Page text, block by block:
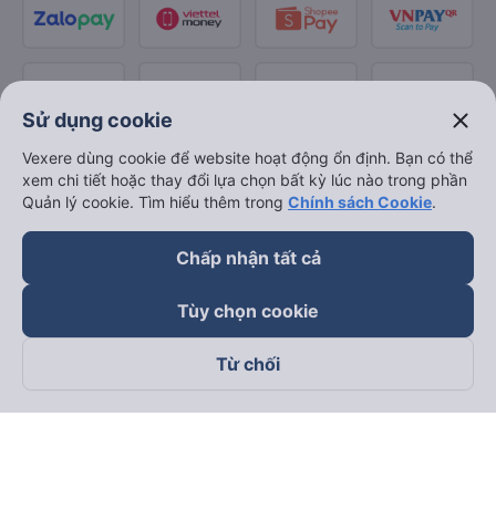
Theo dõi chúng tôi trên
Sử dụng cookie close
Vexere dùng cookie để website hoạt động ổn định. Bạn có thể
xem chi tiết hoặc thay đổi lựa chọn bất kỳ lúc nào trong phần
Quản lý cookie. Tìm hiểu thêm trong Chính sách Cookie.
Chấp nhận tất cả
Tùy chọn cookie
Từ chối